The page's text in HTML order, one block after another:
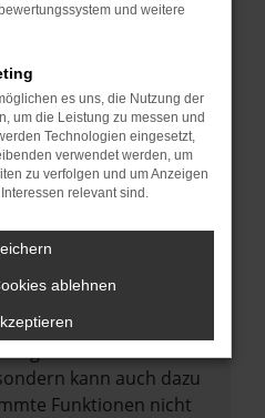
wie Werbeblocker,
Seiten
die Seite in einem
in einem privaten
zu beheben.
dem neuesten Stand
birgt nicht nur ein
kann auch dazu
Funktionen nicht
und weitere
es uns, die Nutzung der
um die Leistung zu messen und
Technologien eingesetzt,
verwendet werden, um
zu verfolgen und um Anzeigen
relevant sind.
ablehnen